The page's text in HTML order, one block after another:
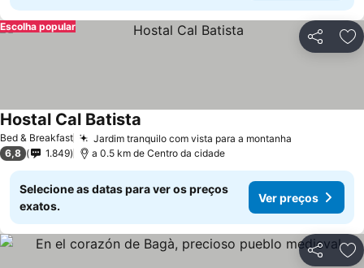
Partilhar
Escolha popular
Bed & Breakfast Jardim tranquilo com vista para a montanha
Hostal Cal Batista
6,8 1.849 a 0.5 km de Centro da cidade
Selecione as datas para ver os preços
exatos.
Ver preços
Partilhar